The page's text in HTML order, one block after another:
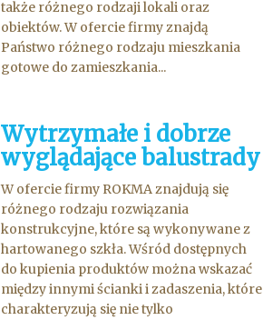
także różnego rodzaji lokali oraz
obiektów. W ofercie firmy znajdą
Państwo różnego rodzaju mieszkania
gotowe do zamieszkania...
Wytrzymałe i dobrze
wyglądające balustrady
W ofercie firmy ROKMA znajdują się
różnego rodzaju rozwiązania
konstrukcyjne, które są wykonywane z
hartowanego szkła. Wśród dostępnych
do kupienia produktów można wskazać
między innymi ścianki i zadaszenia, które
charakteryzują się nie tylko